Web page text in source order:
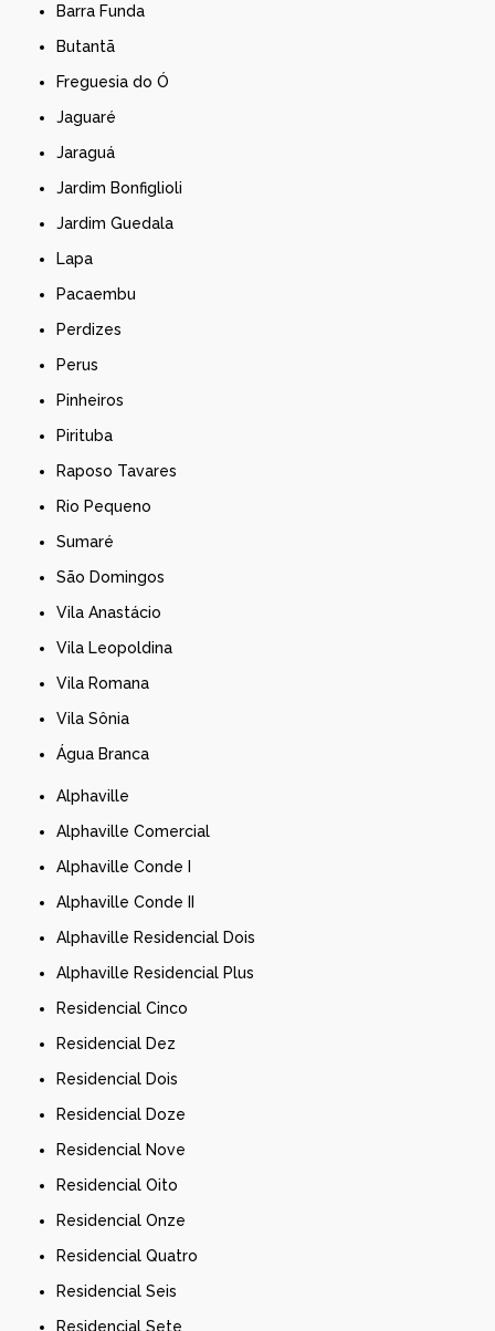
Barra Funda
Butantã
Freguesia do Ó
Jaguaré
Jaraguá
Jardim Bonfiglioli
Jardim Guedala
Lapa
Pacaembu
Perdizes
Perus
Pinheiros
Pirituba
Raposo Tavares
Rio Pequeno
Sumaré
São Domingos
Vila Anastácio
Vila Leopoldina
Vila Romana
Vila Sônia
Água Branca
Alphaville
Alphaville Comercial
Alphaville Conde I
Alphaville Conde II
Alphaville Residencial Dois
Alphaville Residencial Plus
Residencial Cinco
Residencial Dez
Residencial Dois
Residencial Doze
Residencial Nove
Residencial Oito
Residencial Onze
Residencial Quatro
Residencial Seis
Residencial Sete